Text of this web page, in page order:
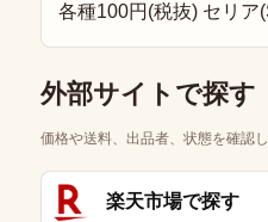
外部サイトで探す
価格や送料、出品者、状態を確認
楽天市場で探す